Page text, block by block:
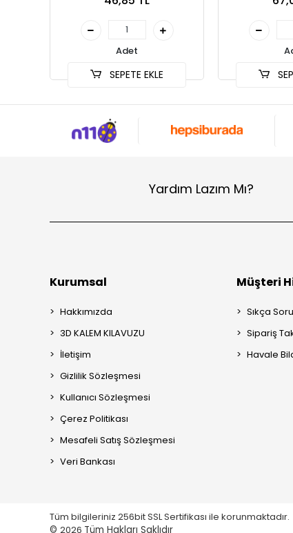
Adet
SEPETE EKLE
Yardım Lazım Mı?
Kurumsal
Hakkımızda
3D KALEM KILAVUZU
İletişim
Gizlilik Sözleşmesi
Kullanıcı Sözleşmesi
Çerez Politikası
Mesafeli Satış Sözleşmesi
Veri Bankası
Müşteri
Sıkça
Sipariş
Havale
Tüm bilgileriniz 256bit SSL Sertifikası ile korunmaktadır.
© 2026 Tüm Hakları Saklıdır